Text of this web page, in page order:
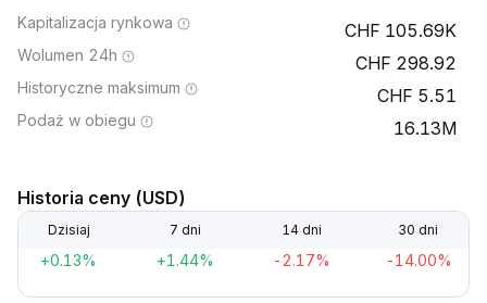
Kapitalizacja rynkowa 105.69K
Wolumen 24h 298.92
Historyczne maksimum 5.51
Podaż w obiegu 16.13M
Historia ceny (USD)
Dzisiaj 7 dni 14 dni 30 dni
+0.13% +1.44% -2.17% -14.00%